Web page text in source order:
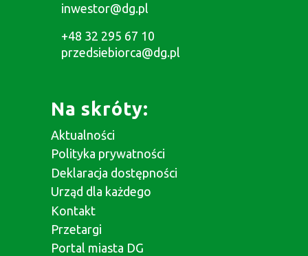
inwestor@dg.pl
+48 32 295 67 10
przedsiebiorca@dg.pl
Na skróty:
Aktualności
Polityka prywatności
Deklaracja dostępności
Urząd dla każdego
Kontakt
Przetargi
Portal miasta DG